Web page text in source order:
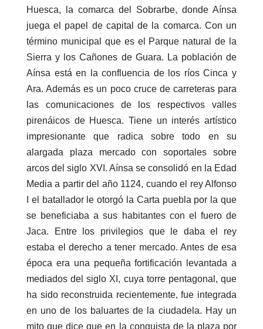
Huesca, la comarca del Sobrarbe, donde Aínsa
juega el papel de capital de la comarca. Con un
término municipal que es el Parque natural de la
Sierra y los Cañones de Guara. La población de
Aínsa está en la confluencia de los ríos Cinca y
Ara. Además es un poco cruce de carreteras para
las comunicaciones de los respectivos valles
pirenáicos de Huesca. Tiene un interés artístico
impresionante que radica sobre todo en su
alargada plaza mercado con soportales sobre
arcos del siglo XVI. Aínsa se consolidó en la Edad
Media a partir del año 1124, cuando el rey Alfonso
I el batallador le otorgó la Carta puebla por la que
se beneficiaba a sus habitantes con el fuero de
Jaca. Entre los privilegios que le daba el rey
estaba el derecho a tener mercado. Antes de esa
época era una pequeña fortificación levantada a
mediados del siglo XI, cuya torre pentagonal, que
ha sido reconstruida recientemente, fue integrada
en uno de los baluartes de la ciudadela. Hay un
mito que dice que en la conquista de la plaza por